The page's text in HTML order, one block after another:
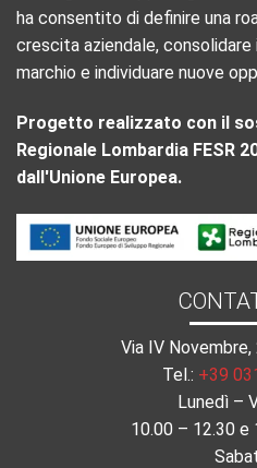
ha consentito di definire una
crescita aziendale,
marchio e individuare nuove
Progetto realizzato con il
Regionale Lombardia FESR
dall'Unione Europea.
Via IV
Tel.: +39
Lunedì –
10.00 – 12.30 e